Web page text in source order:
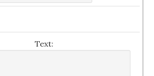
Text: